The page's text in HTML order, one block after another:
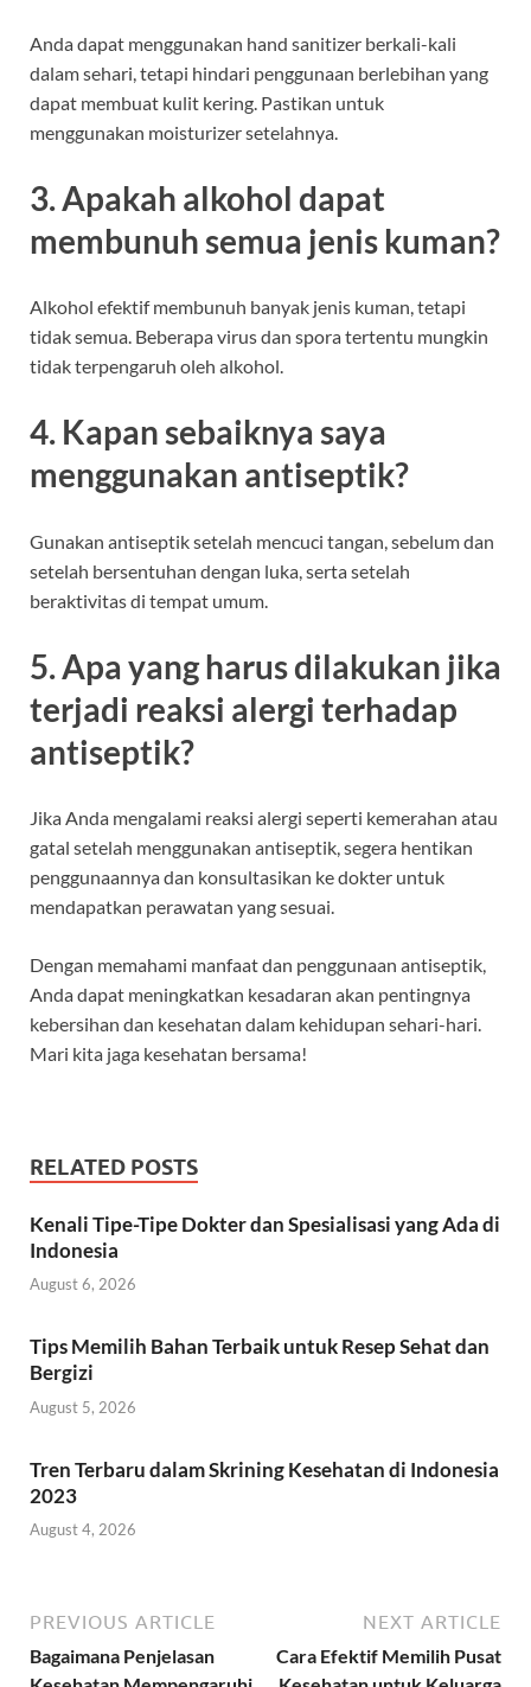
Anda dapat menggunakan hand sanitizer berkali-kali
dalam sehari, tetapi hindari penggunaan berlebihan yang
dapat membuat kulit kering. Pastikan untuk
menggunakan moisturizer setelahnya.
3. Apakah alkohol dapat
membunuh semua jenis kuman?
Alkohol efektif membunuh banyak jenis kuman, tetapi
tidak semua. Beberapa virus dan spora tertentu mungkin
tidak terpengaruh oleh alkohol.
4. Kapan sebaiknya saya
menggunakan antiseptik?
Gunakan antiseptik setelah mencuci tangan, sebelum dan
setelah bersentuhan dengan luka, serta setelah
beraktivitas di tempat umum.
5. Apa yang harus dilakukan jika
terjadi reaksi alergi terhadap
antiseptik?
Jika Anda mengalami reaksi alergi seperti kemerahan atau
gatal setelah menggunakan antiseptik, segera hentikan
penggunaannya dan konsultasikan ke dokter untuk
mendapatkan perawatan yang sesuai.
Dengan memahami manfaat dan penggunaan antiseptik,
Anda dapat meningkatkan kesadaran akan pentingnya
kebersihan dan kesehatan dalam kehidupan sehari-hari.
Mari kita jaga kesehatan bersama!
RELATED POSTS
Kenali Tipe-Tipe Dokter dan Spesialisasi yang Ada di
Indonesia
August 6, 2026
Tips Memilih Bahan Terbaik untuk Resep Sehat dan
Bergizi
August 5, 2026
Tren Terbaru dalam Skrining Kesehatan di Indonesia
2023
August 4, 2026
PREVIOUS ARTICLE
Bagaimana Penjelasan
NEXT ARTICLE
Cara Efektif Memilih Pusat